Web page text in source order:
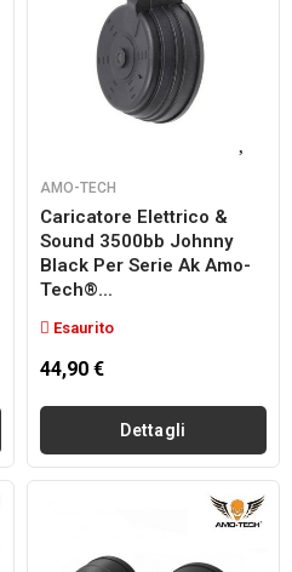
AMO-TECH
Caricatore Elettrico &
Sound 3500bb Johnny
Black Per Serie Ak Amo-
Tech®...
Esaurito
44,90 €
Dettagli